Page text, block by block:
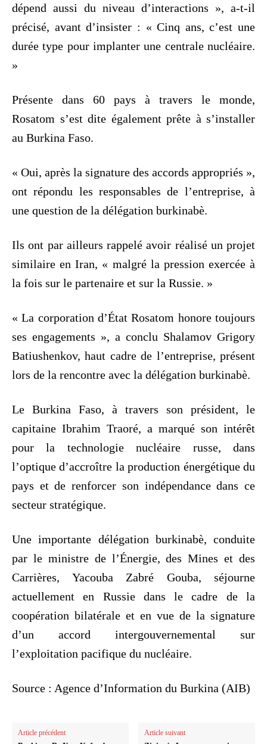
dépend aussi du niveau d’interactions », a-t-il
précisé, avant d’insister : « Cinq ans, c’est une
durée type pour implanter une centrale nucléaire.
»
Présente dans 60 pays à travers le monde,
Rosatom s’est dite également prête à s’installer
au Burkina Faso.
« Oui, après la signature des accords appropriés »,
ont répondu les responsables de l’entreprise, à
une question de la délégation burkinabè.
Ils ont par ailleurs rappelé avoir réalisé un projet
similaire en Iran, « malgré la pression exercée à
la fois sur le partenaire et sur la Russie. »
« La corporation d’État Rosatom honore toujours
ses engagements », a conclu Shalamov Grigory
Batiushenkov, haut cadre de l’entreprise, présent
lors de la rencontre avec la délégation burkinabè.
Le Burkina Faso, à travers son président, le
capitaine Ibrahim Traoré, a marqué son intérêt
pour la technologie nucléaire russe, dans
l’optique d’accroître la production énergétique du
pays et de renforcer son indépendance dans ce
secteur stratégique.
Une importante délégation burkinabè, conduite
par le ministre de l’Énergie, des Mines et des
Carrières, Yacouba Zabré Gouba, séjourne
actuellement en Russie dans le cadre de la
coopération bilatérale et en vue de la signature
d’un accord intergouvernemental sur
l’exploitation pacifique du nucléaire.
Source : Agence d’Information du Burkina (AIB)
Article précédent Article suivant